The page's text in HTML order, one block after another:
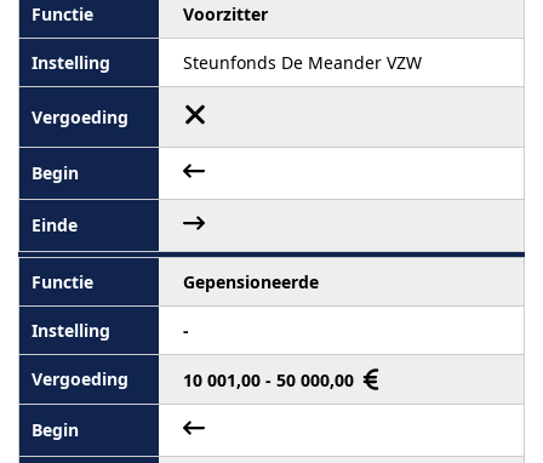
Voorzitter
Steunfonds De Meander VZW
Gepensioneerde
-
10 001,00 - 50 000,00